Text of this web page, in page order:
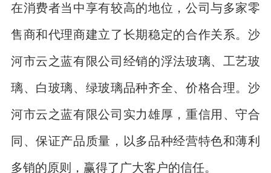
在消费者当中享有较高的地位，公司与多家零
售商和代理商建立了长期稳定的合作关系。沙
河市云之蓝有限公司经销的浮法玻璃、工艺玻
璃、白玻璃、绿玻璃品种齐全、价格合理。沙
河市云之蓝有限公司实力雄厚，重信用、守合
同、保证产品质量，以多品种经营特色和薄利
多销的原则，赢得了广大客户的信任。